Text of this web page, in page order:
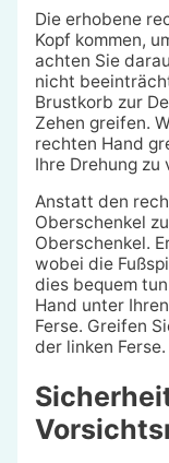
Die erhobene
Kopf kommen,
achten Sie
nicht
Brustkorb zur
Zehen greifen.
rechten Hand
Ihre Drehung zu
Anstatt den
Oberschenkel
Oberschenkel.
wobei die
dies bequem
Hand unter
Ferse. Greifen
der linken Ferse.